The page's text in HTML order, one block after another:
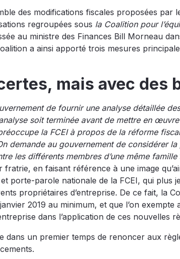
des modifications fiscales proposées par
regroupées sous la Coalition pour
au ministre des Finances Bill Morneau
a ainsi apporté trois mesures
mais avec des
de fournir une analyse détaillée
soit terminée avant de mettre en
la FCEI à propos de la réforme
demande au gouvernement de considérer
les différents membres d’une même famille
en faisant référence à une image
porte-parole nationale de la FCEI, qui plus
propriétaires d’entreprise. De ce fait, la
2019 au minimum, et que l’on exempte
dans l’application de ces nouvelles
dans un premier temps de renoncer aux